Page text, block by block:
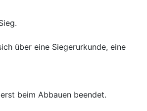
über eine Siegerurkunde, eine
beim Abbauen beendet.